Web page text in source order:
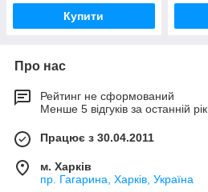
Купити
Про нас
Рейтинг не сформований
Менше 5 відгуків за останній рік
Працює з 30.04.2011
м. Харків
пр. Гагарина, Харків, Україна